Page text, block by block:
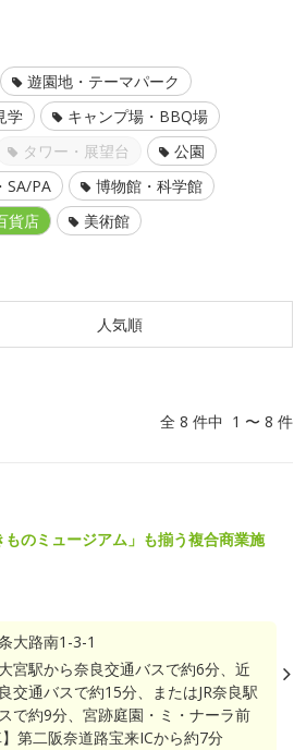
遊園地・テーマパーク
学
キャンプ場・BBQ場
タワー・展望台
公園
SA/PA
博物館・科学館
貨店 美術館
人気順
全 8 件中 1 〜 8 件
ものミュージアム」も揃う複合商業施
大路南1-3-1
宮駅から奈良交通バスで約6分、近
交通バスで約15分、またはJR奈良駅
で約9分、宮跡庭園・ミ・ナーラ前
第二阪奈道路宝来ICから約7分